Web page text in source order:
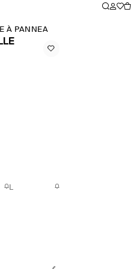
À PANNEAUX, TAILLE BASSE
L